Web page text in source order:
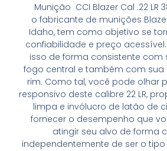
Munição CCI Blazer Cal .22 LR
o fabricante de munições
Idaho, tem como objetivo se
confiabilidade e preço
isso de forma consistente com
fogo central e também com
rim. Como tal, você pode olhar
responsivo deste calibre 22 LR,
limpa e invólucro de latão de
fornecer o desempenho que
atingir seu alvo de forma
independentemente de ser o